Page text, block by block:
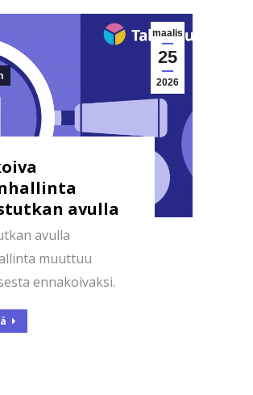
maalis
25
2026
avulla
avulla
muuttuu
ennakoivaksi.